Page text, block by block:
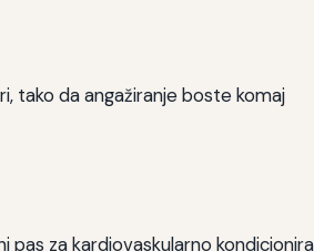
tako da angažiranje boste komaj
za kardiovaskularno